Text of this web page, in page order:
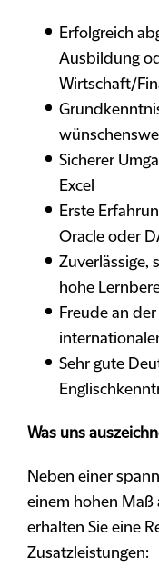
Erfolgreich
Ausbildung
Wirtschaft/
Sicherer
Excel
Erste
Oracle oder
Zuverlässige,
hohe
Freude an
Sehr gute
Was uns
Neben einer
einem hohen
erhalten Sie eine
Zusatzleistungen: